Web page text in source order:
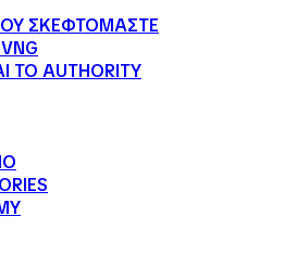
ΣΚΕΦΤΟΜΑΣΤΕ
ΤΟ AUTHORITY